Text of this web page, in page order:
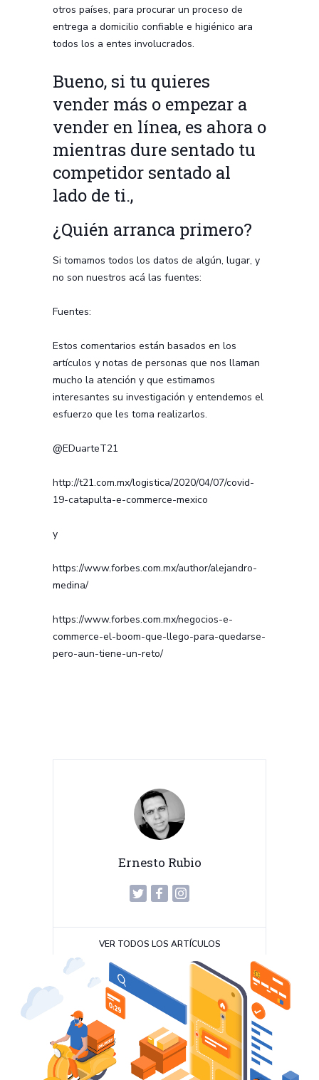
Ernesto Rubio
VER TODOS LOS ARTÍCULOS
otros países, para procurar un proceso de
entrega a domicilio confiable e higiénico ara
todos los a entes involucrados.
Bueno, si tu quieres
vender más o empezar a
vender en línea, es ahora o
mientras dure sentado tu
competidor sentado al
lado de ti.,
¿Quién arranca primero?
Si tomamos todos los datos de algún, lugar, y
no son nuestros acá las fuentes:
Fuentes:
Estos comentarios están basados en los
artículos y notas de personas que nos llaman
mucho la atención y que estimamos
interesantes su investigación y entendemos el
esfuerzo que les toma realizarlos.
@EDuarteT21
http://t21.com.mx/logistica/2020/04/07/covid-
19-catapulta-e-commerce-mexico
y
https://www.forbes.com.mx/author/alejandro-
medina/
https://www.forbes.com.mx/negocios-e-
commerce-el-boom-que-llego-para-quedarse-
pero-aun-tiene-un-reto/